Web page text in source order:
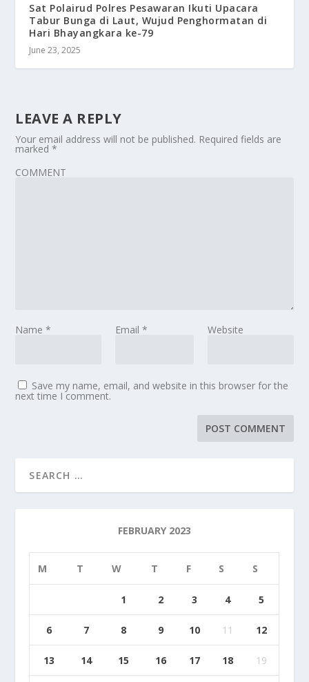
Sat Polairud Polres Pesawaran Ikuti Upacara
Tabur Bunga di Laut, Wujud Penghormatan di
Hari Bhayangkara ke-79
June 23, 2025
LEAVE A REPLY
Your email address will not be published. Required fields are
marked*
COMMENT
Name* Email * Website
Save my name, email, and website in this browser for the
next time I comment.
FEBRUARY 2023
M T W T F S S
1 2 3 4 5
6 7 8 9 10 11 12
13 14 15 16 17 18 19